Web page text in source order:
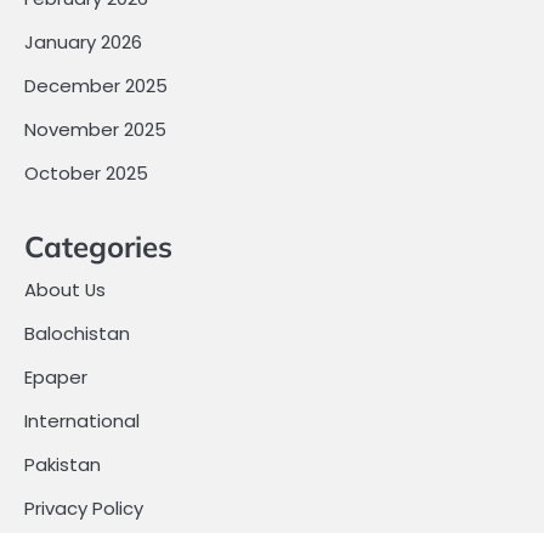
January 2026
December 2025
November 2025
October 2025
Categories
About Us
Balochistan
Epaper
International
Pakistan
Privacy Policy